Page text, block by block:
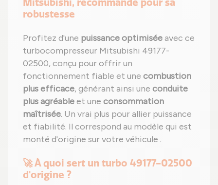
robustesse
Profitez d'une puissance optimiséeavec ce
turbocompresseur Mitsubishi 49177-
02500, conçu pour offrir un
fonctionnement fiable et une combustion
plus efficace, générant ainsi une conduite
plus agréableet une consommation
maîtrisée. Un vrai plus pour allier puissance
et fiabilité. Il correspond au modèle qui est
monté d'origine sur votre véhicule .
🚀 À quoi sert un turbo 49177-02500
d'origine ?